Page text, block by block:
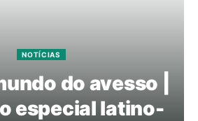
NOTÍCIAS
do avesso |
especial latino-